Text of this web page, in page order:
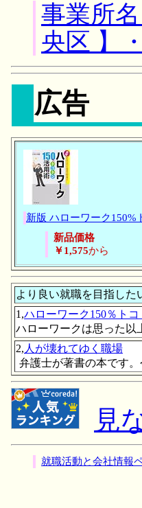
事業所
央区 】
広告
新版 ハローワーク150%
新品価格
￥1,575から
より良い就職を目指した
1,ハローワーク150％ト
ハローワークは思った以
2, 人が壊れてゆく職場
弁護士が著書の本です
見
就職活動と会社情報